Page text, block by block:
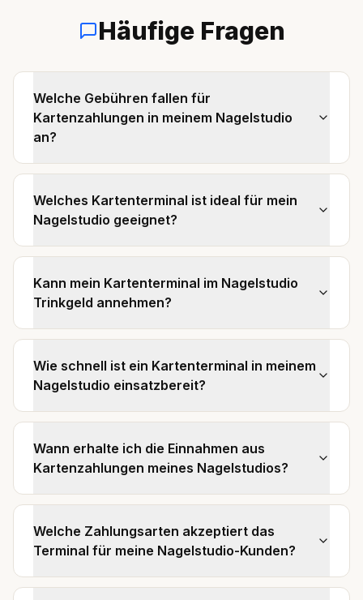
Häufige Fragen
Welche Gebühren fallen für
Kartenzahlungen in meinem Nagelstudio
an?
Welches Kartenterminal ist ideal für mein
Nagelstudio geeignet?
Kann mein Kartenterminal im Nagelstudio
Trinkgeld annehmen?
Wie schnell ist ein Kartenterminal in meinem
Nagelstudio einsatzbereit?
Wann erhalte ich die Einnahmen aus
Kartenzahlungen meines Nagelstudios?
Welche Zahlungsarten akzeptiert das
Terminal für meine Nagelstudio-Kunden?